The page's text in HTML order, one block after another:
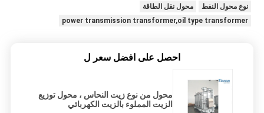
نوع محول النفط
محول نقل الطاقة
power transmission transformer,oil type transformer
احصل على افضل سعر ل
محول من نوع زيت النحاس ، محول توزيع
الزيت المملوء بالزيت الكهربائي